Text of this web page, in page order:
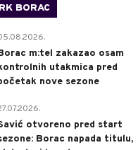
RK BORAC
m:tel zakazao osam
utakmica pred
nove sezone
otvoreno pred start
Borac napada titulu,